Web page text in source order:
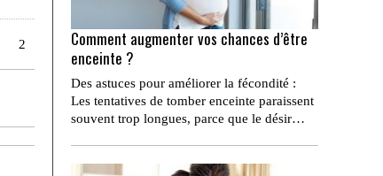
2
Comment augmenter vos chances d’être
enceinte ?
Des astuces pour améliorer la fécondité :
Les tentatives de tomber enceinte paraissent
souvent trop longues, parce que le désir…